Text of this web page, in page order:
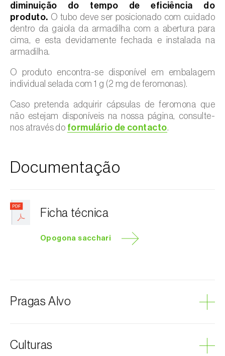
diminuição do tempo de eficiência do
produto. O tubo deve ser posicionado com cuidado
dentro da gaiola da armadilha com a abertura para
cima, e esta devidamente fechada e instalada na
armadilha.
O produto encontra-se disponível em embalagem
individual selada com 1 g (2 mg de feromonas).
Caso pretenda adquirir cápsulas de feromona que
não estejam disponíveis na nossa página, consulte-
nos através do formulário de contacto.
Documentação
Ficha técnica
Opogona sacchari
Pragas Alvo
Culturas